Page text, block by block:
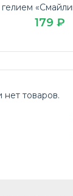
179 ₽
нет товаров.